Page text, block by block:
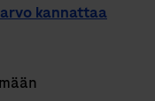
kannattaa